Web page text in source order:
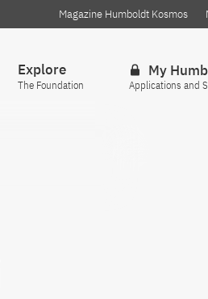
Magazine Humboldt Kosmos
Explore
The Foundation
My
Applications and